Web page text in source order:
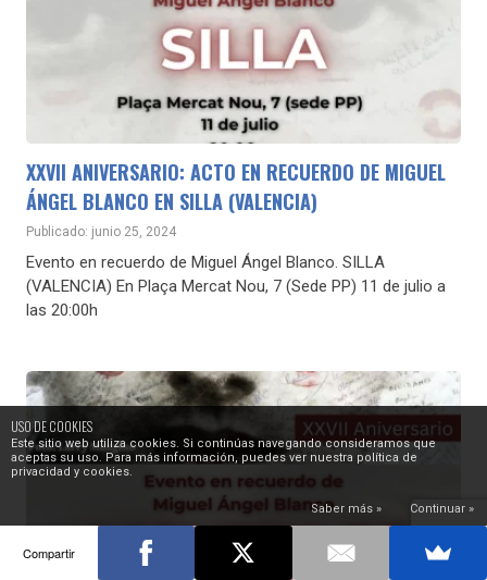
USO DE COOKIES
Este sitio web utiliza cookies. Si continúas navegando consideramos que
aceptas su uso. Para más información, puedes ver nuestra política de
privacidad y cookies.
Saber más » Continuar »
XXVII ANIVERSARIO: ACTO EN RECUERDO DE MIGUEL
ÁNGEL BLANCO EN SILLA (VALENCIA)
Publicado: junio 25, 2024
Evento en recuerdo de Miguel Ángel Blanco. SILLA
(VALENCIA) En Plaça Mercat Nou, 7 (Sede PP) 11 de julio a
las 20:00h
Compartir